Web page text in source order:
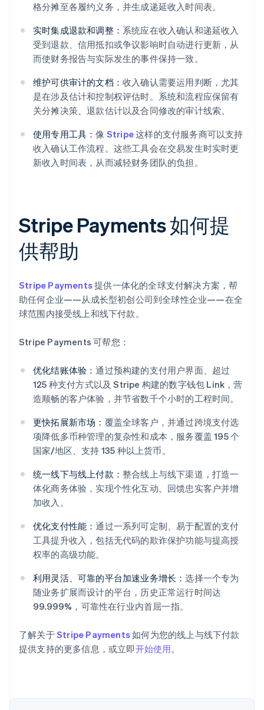
格分摊至各履约义务，并生成递延收入时间表。
实时集成退款和调整： 系统应在收入确认和递延收入
受到退款、信用抵扣或争议影响时自动进行更新，从
而使财务报告与实际发生的事件保持一致。
维护可供审计的文档： 收入确认需要运用判断，尤其
是在涉及估计和控制权评估时。系统和流程应保留有
关分摊决策、退款估计以及合同修改的审计线索。
使用专用工具：像 Stripe这样的支付服务商可以支持
收入确认工作流程。这些工具会在交易发生时实时更
新收入时间表，从而减轻财务团队的负担。
Stripe Payments 如何提
供帮助
Stripe Payments提供一体化的全球支付解决方案，帮
助任何企业——从成长型初创公司到全球性企业——在全
球范围内接受线上和线下付款。
Stripe Payments 可帮您：
优化结账体验：通过预构建的支付用户界面、超过
125 种支付方式以及 Stripe 构建的数字钱包 Link，营
造顺畅的客户体验，并节省数千个小时的工程时间。
更快拓展新市场： 覆盖全球客户，并通过跨境支付选
项降低多币种管理的复杂性和成本，服务覆盖 195 个
国家/地区、支持 135 种以上货币。
统一线下与线上付款： 整合线上与线下渠道，打造一
体化商务体验，实现个性化互动、回馈忠实客户并增
加收入。
优化支付性能：通过一系列可定制、易于配置的支付
工具提升收入，包括无代码的欺诈保护功能与提高授
权率的高级功能。
利用灵活、可靠的平台加速业务增长：选择一个专为
随业务扩展而设计的平台，历史正常运行时间达
99.999%，可靠性在行业内首屈一指。
了解关于Stripe Payments如何为您的线上与线下付款
提供支持的更多信息，或立即开始使用。
阿联酋
English
爱尔兰
爱沙尼亚
English
奥地利
Deutsch English
English
巴西
比利时